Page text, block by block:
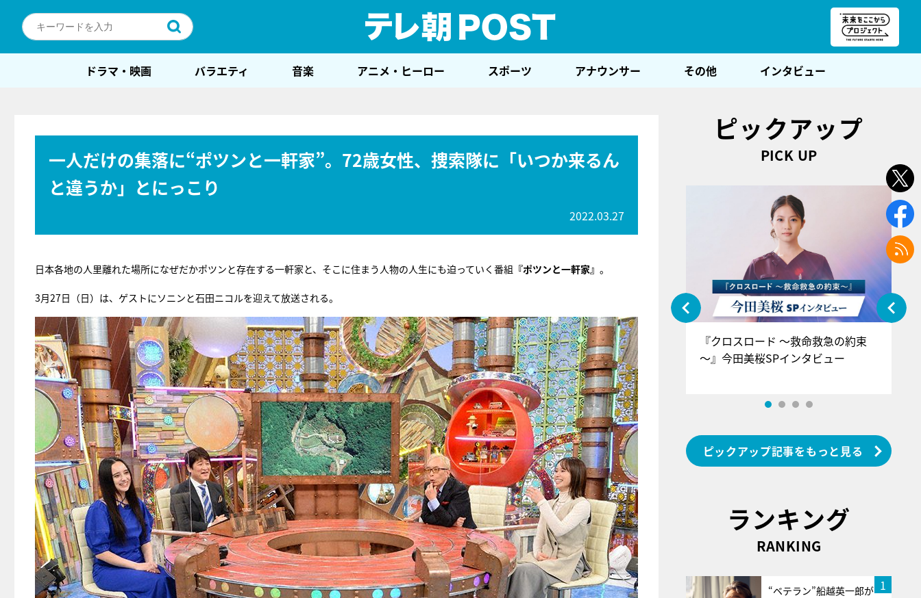
ドラマ・映画 バラエティ 音楽 アニメ・ヒーロー スポーツ アナウンサー その他 インタビュー
一人だけの集落に“ポツンと一軒家”。72歳女性、捜索隊に「いつか来るん
と違うか」とにっこり
2022.03.27
日本各地の人里離れた場所になぜだかポツンと存在する一軒家と、そこに住まう人物の人生にも迫っていく番組 『ポツンと一軒家』 。
3月27日（日）は、ゲストにソニンと石田ニコルを迎えて放送される。
ピックアップ
PICK UP
『アイ＝ラブ！げーみんぐ』＝LOV
E齋藤樹愛羅＆佐々木舞香SPインタ
ビュー
『クロスロード ～救命救急の約束
～』今田美桜SPインタビュー
ピックアップ記事をもっと見る
ランキング
RANKING
1
“ベテラン”船越英一郎が